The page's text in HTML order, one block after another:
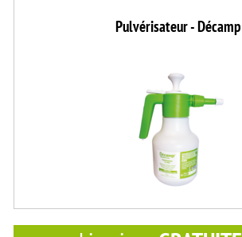
Pulvérisateur - Décamp